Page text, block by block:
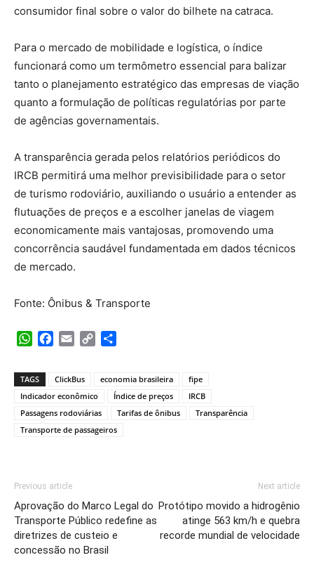
consumidor final sobre o valor do bilhete na catraca.
Para o mercado de mobilidade e logística, o índice
funcionará como um termômetro essencial para balizar
tanto o planejamento estratégico das empresas de viação
quanto a formulação de políticas regulatórias por parte
de agências governamentais.
A transparência gerada pelos relatórios periódicos do
IRCB permitirá uma melhor previsibilidade para o setor
de turismo rodoviário, auxiliando o usuário a entender as
flutuações de preços e a escolher janelas de viagem
economicamente mais vantajosas, promovendo uma
concorrência saudável fundamentada em dados técnicos
de mercado.
Fonte: Ônibus & Transporte
WhatsApp
Facebook
Email Copy
TAGS ClickBus economia brasileira
fipe
Indicador econômico
Índice de preços
IRCB
Passagens rodoviárias
Tarifas de ônibus
Transparência
Transporte de passageiros
Previous article
Aprovação do Marco Legal do
Transporte Público redefine as
diretrizes de custeio e
concessão no Brasil
Next article
Protótipo movido a hidrogênio
atinge 563 km/h e quebra
recorde mundial de velocidade